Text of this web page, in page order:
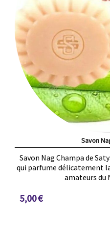
Savon
Savon Nag Champa de
qui parfume délicatement
amateurs du
5,00€